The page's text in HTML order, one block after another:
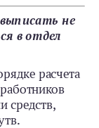
не
в отдел
расчета
средств,